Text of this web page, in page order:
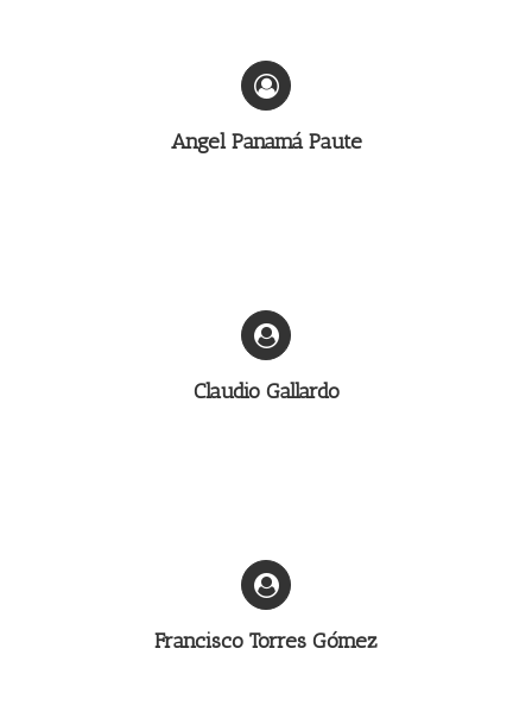
Angel Panamá Paute
Claudio Gallardo
Francisco Torres Gómez